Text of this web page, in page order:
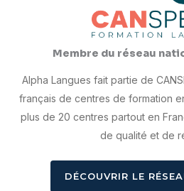
Membre du réseau
Alpha Langues fait partie de
français de centres de formation
plus de 20 centres partout en
de qualité et de
DÉCOUVRIR LE